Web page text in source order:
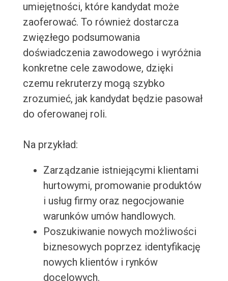
umiejętności, które kandydat może
zaoferować. To również dostarcza
zwięzłego podsumowania
doświadczenia zawodowego i wyróżnia
konkretne cele zawodowe, dzięki
czemu rekruterzy mogą szybko
zrozumieć, jak kandydat będzie pasował
do oferowanej roli.
Na przykład:
Zarządzanie istniejącymi klientami
hurtowymi, promowanie produktów
i usług firmy oraz negocjowanie
warunków umów handlowych.
Poszukiwanie nowych możliwości
biznesowych poprzez identyfikację
nowych klientów i rynków
docelowych.